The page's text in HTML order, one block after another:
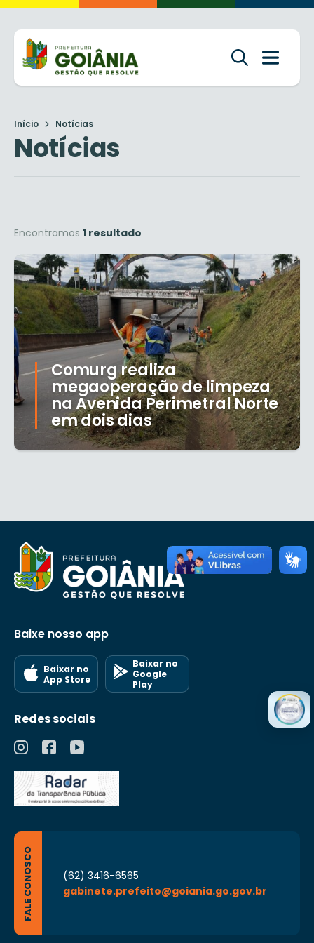
Início Notícias
Notícias
Encontramos 1 resultado
Comurg realiza
megaoperação de limpeza
na Avenida Perimetral Norte
em dois dias
Baixe nosso app
Baixar no
App Store
Baixar no
Google
Play
Redes sociais
FALE CONOSCO
(62) 3416-6565
gabinete.prefeito@goiania.go.gov.br